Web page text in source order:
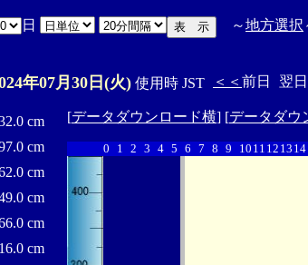
日 ～地方選択
年07月30日(火) 使用時 JST ＜＜ 前日 翌日
cm
cm
cm
cm
cm
cm
[データダウンロード横] [データダウ
0 1 2 3 4 5 6 7 8 9 10 11 12 13 14